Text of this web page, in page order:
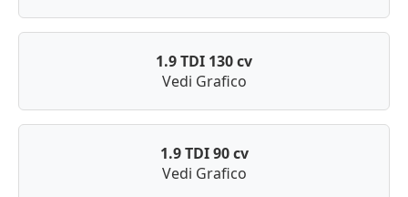
1.9 TDI 130 cv
Vedi Grafico
1.9 TDI 90 cv
Vedi Grafico